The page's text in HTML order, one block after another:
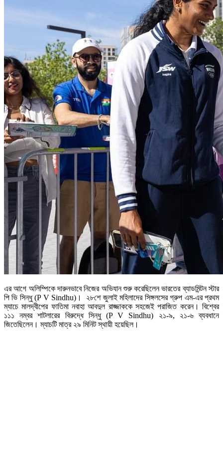
এর আগে অলিম্পিকে দারুনভাবে নিজের অভিযান শুরু করেছিলেন ভারতের ব্যাডমিন্টন স্টার
পি ভি সিন্ধু (P V Sindhu)। ২৮শে জুলাই মহিলাদের সিঙ্গলসের গ্রুপ এম-এর প্রথম
ম্যাচে মালদ্বীপের ফাতিমা নবাহা আবদুল রাজ্জাককে সহজেই পরাজিত করেন। বিশ্বের
১১১ নম্বর শাটলারের বিরুদ্ধে সিন্ধু (P V Sindhu) ২১-৯, ২১-৬ ব্যবধানে
জিতেছিলেন। ম্যাচটি মাত্র ২৯ মিনিট স্থায়ী হয়েছিল।